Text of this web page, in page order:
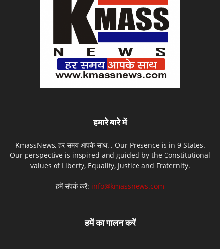
हमारे बारे में
KmassNews, हर समय आपके साथ... Our Presence is in 9 States.
Our perspective is inspired and guided by the Constitutional
values of Liberty, Equality, Justice and Fraternity.
हमें संपर्क करें: info@kmassnews.com
हमें का पालन करें